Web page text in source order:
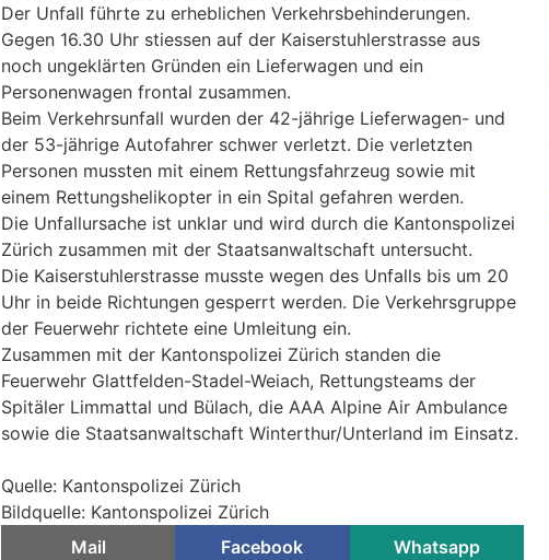
Der Unfall führte zu erheblichen Verkehrsbehinderungen.
Gegen 16.30 Uhr stiessen auf der Kaiserstuhlerstrasse aus
noch ungeklärten Gründen ein Lieferwagen und ein
Personenwagen frontal zusammen.
Beim Verkehrsunfall wurden der 42-jährige Lieferwagen- und
der 53-jährige Autofahrer schwer verletzt. Die verletzten
Personen mussten mit einem Rettungsfahrzeug sowie mit
einem Rettungshelikopter in ein Spital gefahren werden.
Die Unfallursache ist unklar und wird durch die Kantonspolizei
Zürich zusammen mit der Staatsanwaltschaft untersucht.
Die Kaiserstuhlerstrasse musste wegen des Unfalls bis um 20
Uhr in beide Richtungen gesperrt werden. Die Verkehrsgruppe
der Feuerwehr richtete eine Umleitung ein.
Zusammen mit der Kantonspolizei Zürich standen die
Feuerwehr Glattfelden-Stadel-Weiach, Rettungsteams der
Spitäler Limmattal und Bülach, die AAA Alpine Air Ambulance
sowie die Staatsanwaltschaft Winterthur/Unterland im Einsatz.
Quelle: Kantonspolizei Zürich
Bildquelle: Kantonspolizei Zürich
Mail
Facebook Whatsapp